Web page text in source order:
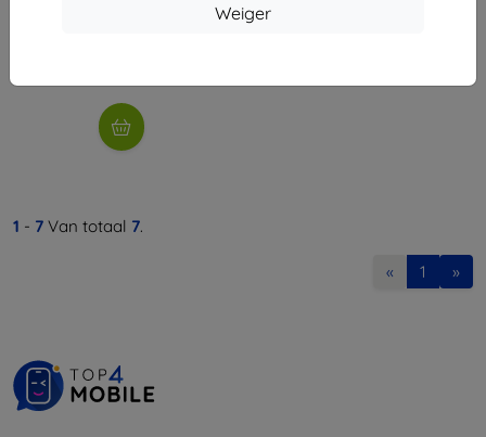
Weiger
1 - 7 Van totaal 7.
« 1 »